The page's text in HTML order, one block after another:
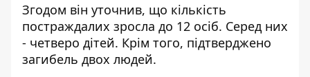
Згодом він уточнив, що кількість
постраждалих зросла до 12 осіб. Серед них
- четверо дітей. Крім того, підтверджено
загибель двох людей.